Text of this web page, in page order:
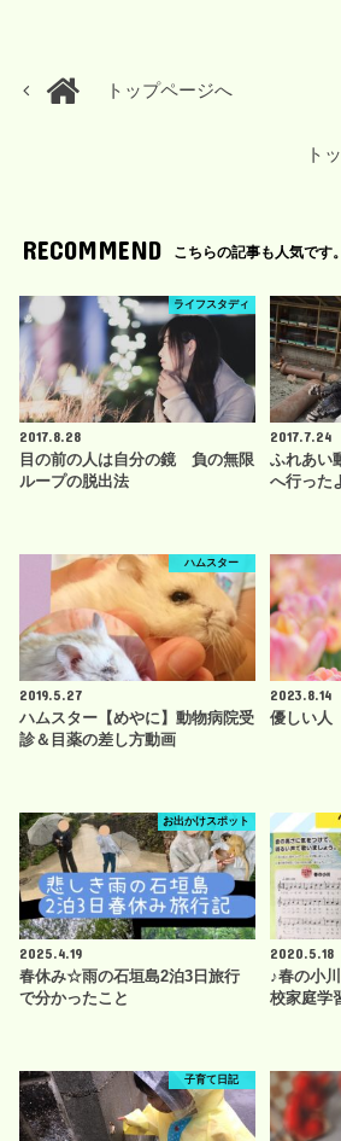
トップページへ
ト
RECOMMEND こちらの記事も人気です。
ライフスタディ
2017.8.28
目の前の人は自分の鏡 負の無限
ループの脱出法
2017.7.24
ふれあい
へ行った
ハムスター
2019.5.27
ハムスター【めやに】動物病院受
診＆目薬の差し方動画
2023.8.14
優しい人
お出かけスポット
2025.4.19
春休み☆雨の石垣島2泊3日旅行
で分かったこと
2020.5.18
♪春の小
校家庭学
子育て日記